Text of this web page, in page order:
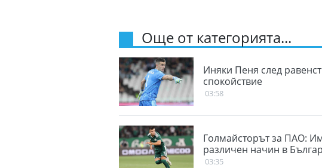
Още от категорията...
Иняки Пеня след
спокойствие
03:58
Голмайсторът за ПАО:
различен начин в
03:35